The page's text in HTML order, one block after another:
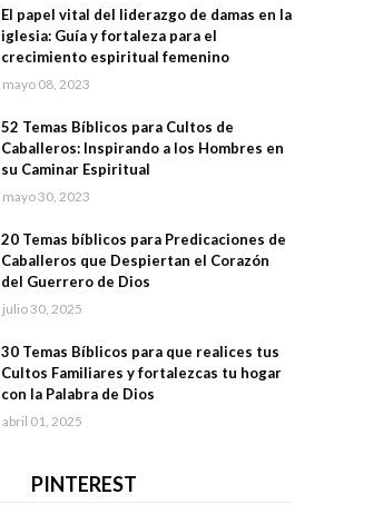
El papel vital del liderazgo de damas en la
iglesia: Guía y fortaleza para el
crecimiento espiritual femenino
mayo 08, 2023
52 Temas Bíblicos para Cultos de
Caballeros: Inspirando a los Hombres en
su Caminar Espiritual
mayo 30, 2023
20 Temas bíblicos para Predicaciones de
Caballeros que Despiertan el Corazón
del Guerrero de Dios
julio 30, 2025
30 Temas Bíblicos para que realices tus
Cultos Familiares y fortalezcas tu hogar
con la Palabra de Dios
abril 01, 2025
PINTEREST